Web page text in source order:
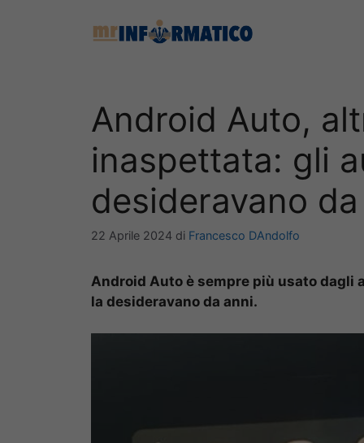
Android Auto,
inaspettata: gli
desideravano
22 Aprile 2024 di Francesco DAndolfo
Android Auto è sempre più usato
la desideravano da anni.